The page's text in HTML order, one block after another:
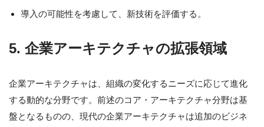
導入の可能性を考慮して、新技術を評価する。
5. 企業アーキテクチャの拡張領域
企業アーキテクチャは、組織の変化するニーズに応じて進化
する動的な分野です。前述のコア・アーキテクチャ分野は基
盤となるものの、現代の企業アーキテクチャは追加のビジネ